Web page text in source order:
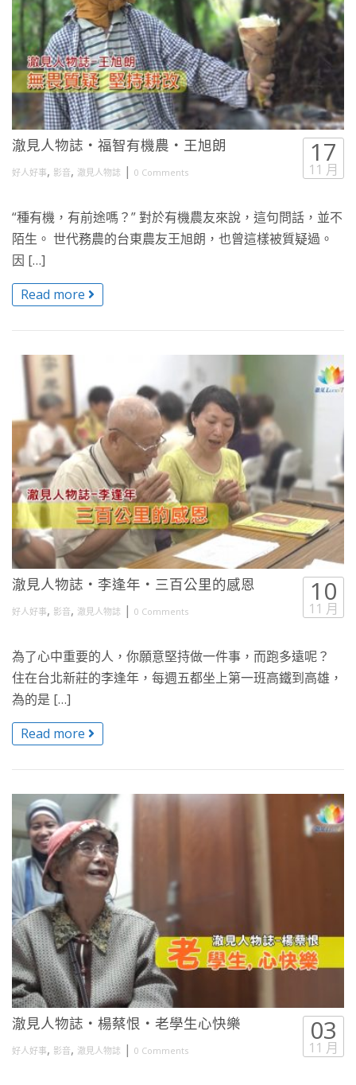
澈見人物誌・福智有機農・王旭朗
好人好事, 影音, 澈見人物誌 | 0 Comments
17
11 月
“種有機，有前途嗎？” 對於有機農友來說，這句問話，並不
陌生。 世代務農的台東農友王旭朗，也曾這樣被質疑過。
因 […]
Read more
澈見人物誌・李逢年・三百公里的感恩
好人好事, 影音, 澈見人物誌 | 0 Comments
10
11 月
為了心中重要的人，你願意堅持做一件事，而跑多遠呢？
住在台北新莊的李逢年，每週五都坐上第一班高鐵到高雄，
為的是 […]
Read more
澈見人物誌・楊蔡恨・老學生心快樂
好人好事, 影音, 澈見人物誌 | 0 Comments
03
11 月